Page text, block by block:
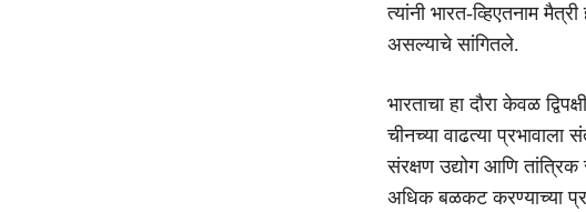
त्यांनी भारत-व्हिएतनाम
असल्याचे सांगितले.
भारताचा हा दौरा केवळ
चीनच्या वाढत्या प्रभावाला
संरक्षण उद्योग आणि तांत्रिक
अधिक बळकट करण्याच्या